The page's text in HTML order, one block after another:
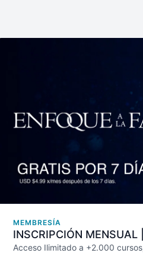
MEMBRESÍA
INSCRIPCIÓN MENSUAL
Acceso Ilimitado a +2.000